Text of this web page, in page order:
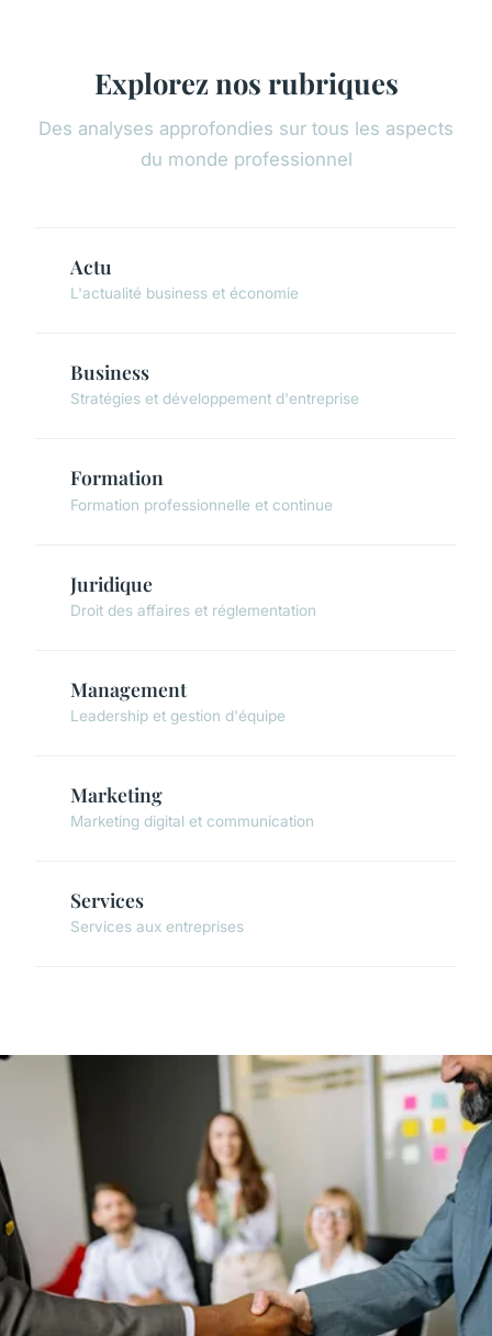
Explorez nos rubriques
Des analyses approfondies sur tous les aspects
du monde professionnel
Actu
L'actualité business et économie
Business
Stratégies et développement d'entreprise
Formation
Formation professionnelle et continue
Juridique
Droit des affaires et réglementation
Management
Leadership et gestion d'équipe
Marketing
Marketing digital et communication
Services
Services aux entreprises